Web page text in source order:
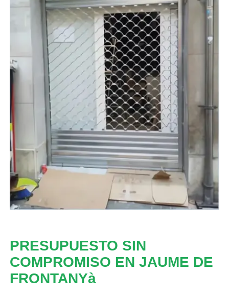
PRESUPUESTO SIN
COMPROMISO EN JAUME DE
FRONTANYà